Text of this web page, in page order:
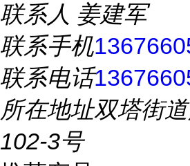
联系人 姜建军
联系手机
联系电话
所在地址双塔街
102-3号